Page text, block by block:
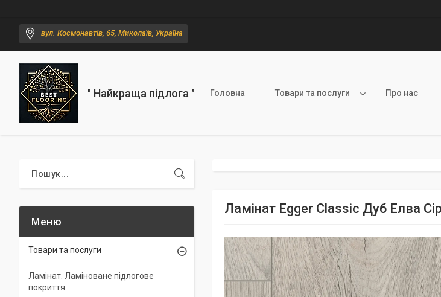
вул. Космонавтів, 65, Миколаїв, Україна
" Найкраща підлога " Головна Товари та послуги Про нас
Ламінат Egger Classic Дуб Елва
Товари та послуги
Ламінат. Ламіноване підлогове
покриття.